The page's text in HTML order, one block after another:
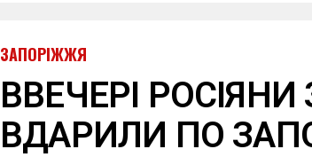
ЗАПОРІЖЖЯ
ВВЕЧЕРІ
ВДАРИЛИ ПО